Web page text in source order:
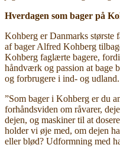
Hverdagen som bager på
Kohberg er Danmarks største
af bager Alfred Kohberg
Kohberg faglærte bagere,
håndværk og passion at bage
og forbrugere i ind- og udland.
”Som bager i Kohberg er du
forhåndsviden om råvarer,
dejen, og maskiner til at
holder vi øje med, om dejen
eller blød? Udformning med